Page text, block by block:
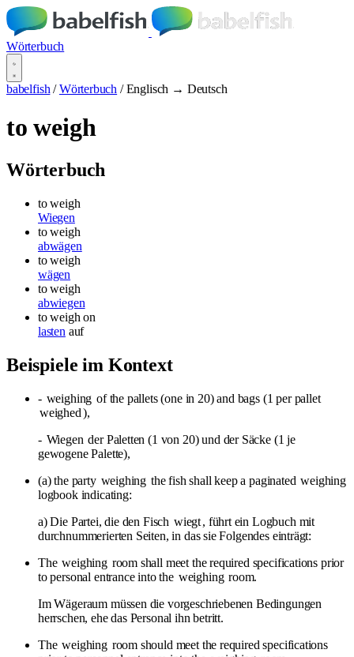
Wörterbuch
babelfish / Wörterbuch / Englisch → Deutsch
to weigh
Wörterbuch
to weigh
Wiegen
to weigh
abwägen
to weigh
wägen
to weigh
abwiegen
to weigh on
lasten auf
Beispiele im Kontext
- weighing of the pallets (one in 20) and bags (1 per pallet
weighed),
- Wiegen der Paletten (1 von 20) und der Säcke (1 je
gewogene Palette),
(a) the party weighing the fish shall keep a paginated weighing
logbook indicating:
a) Die Partei, die den Fisch wiegt, führt ein Logbuch mit
durchnummerierten Seiten, in das sie Folgendes einträgt:
The weighing room shall meet the required specifications prior
to personal entrance into the weighing room.
Im Wägeraum müssen die vorgeschriebenen Bedingungen
herrschen, ehe das Personal ihn betritt.
The weighing room should meet the required specifications